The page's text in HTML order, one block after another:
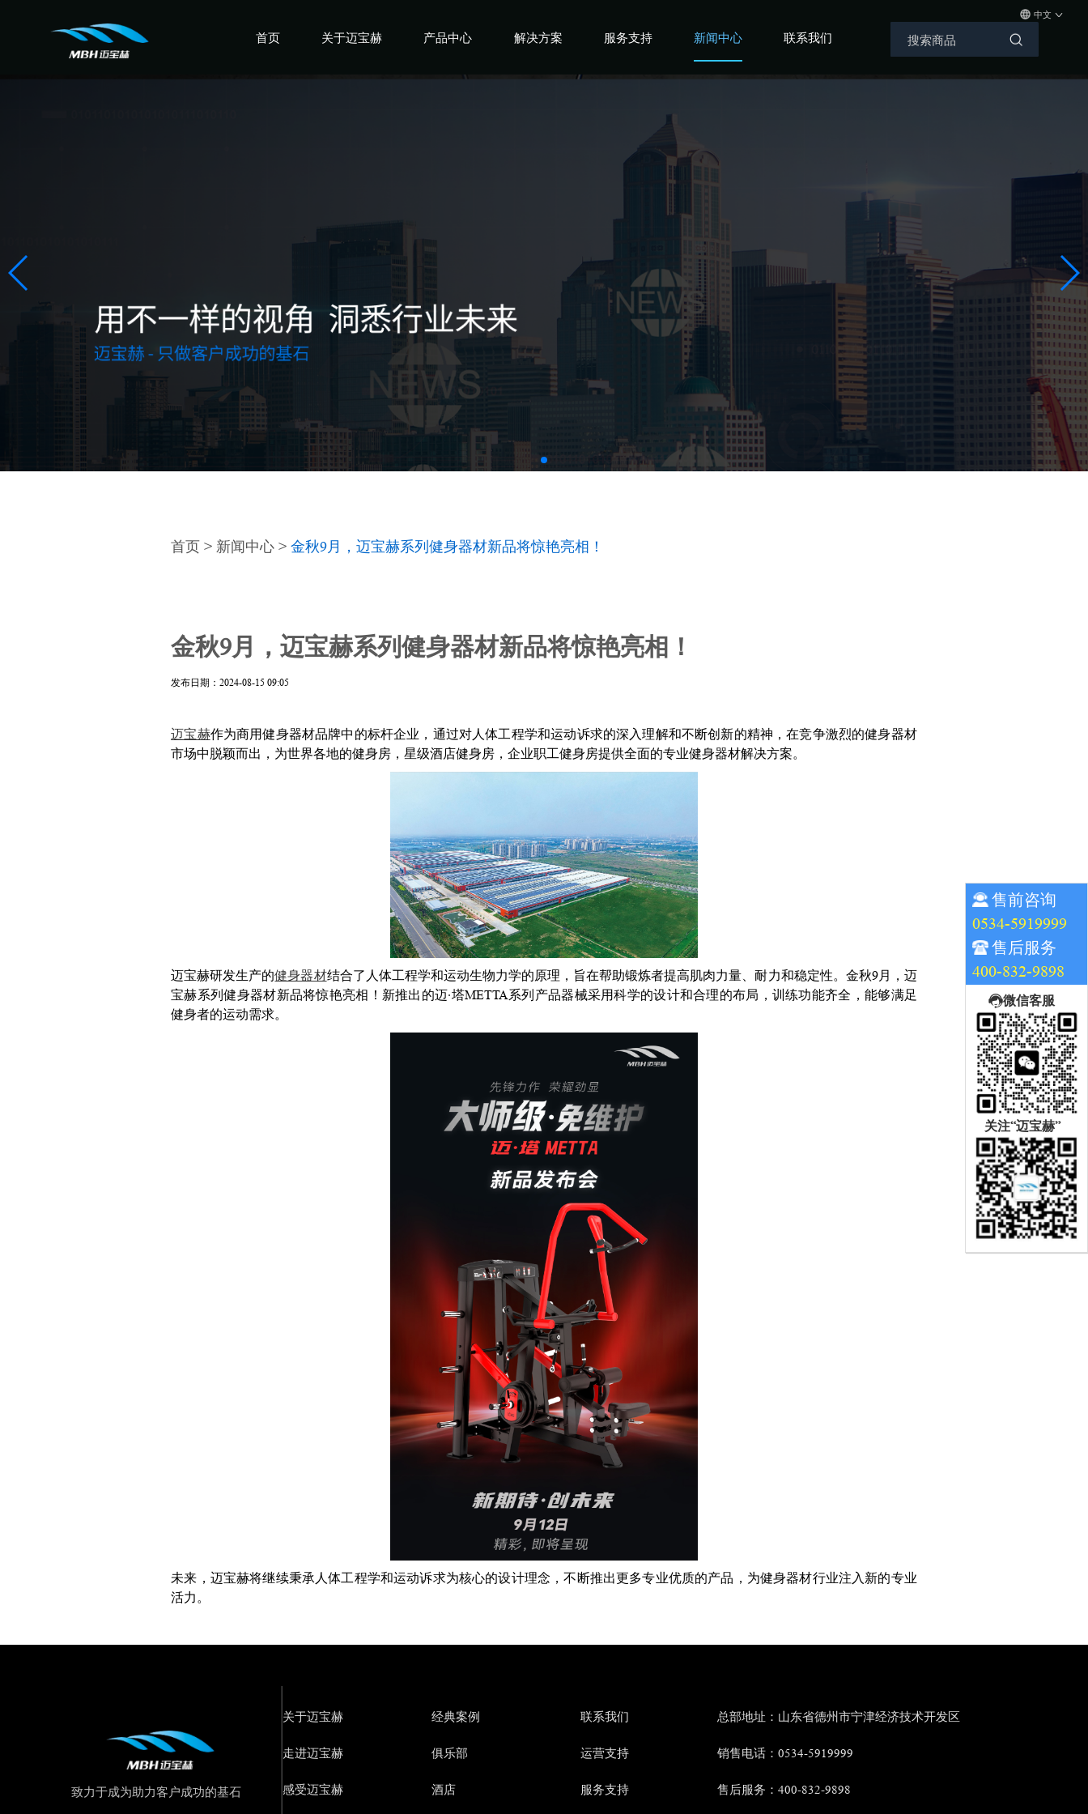
首页 关于迈宝赫 产品中心 解决方案 服务支持 新闻中心 联系我们
中文
售前咨询
0534-5919999
售后服务
400-832-9898
微信客服
关注“迈宝赫”
首页 > 新闻中心 >金秋9月，迈宝赫系列健身器材新品将惊艳亮相！
金秋9月，迈宝赫系列健身器材新品将惊艳亮相！
发布日期：2024-08-15 09:05
迈宝赫作为商用健身器材品牌中的标杆企业，通过对人体工程学和运动诉求的深入理解和不断创新的精神，在竞争激烈的健身器材
市场中脱颖而出，为世界各地的健身房，星级酒店健身房，企业职工健身房提供全面的专业健身器材解决方案。
迈宝赫研发生产的健身器材结合了人体工程学和运动生物力学的原理，旨在帮助锻炼者提高肌肉力量、耐力和稳定性。金秋9月，迈
宝赫系列健身器材新品将惊艳亮相！新推出的迈·塔METTA系列产品器械采用科学的设计和合理的布局，训练功能齐全，能够满足
健身者的运动需求。
未来，迈宝赫将继续秉承人体工程学和运动诉求为核心的设计理念，不断推出更多专业优质的产品，为健身器材行业注入新的专业
活力。
致力于成为助力客户成功的基石
关于迈宝赫
走进迈宝赫
感受迈宝赫
经典案例
俱乐部
酒店
联系我们
运营支持
服务支持
总部地址：山东省德州市宁津经济技术开发区
销售电话：0534-5919999
售后服务：400-832-9898